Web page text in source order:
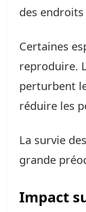
des
Certaines
reproduire.
perturbent
réduire les
La survie
grande
Impact